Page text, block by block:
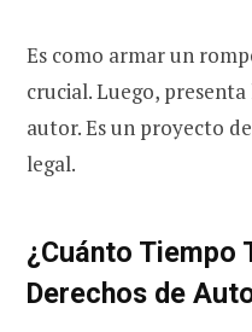
Es como armar un
crucial. Luego,
autor. Es un proyecto
legal.
¿Cuánto Tiempo
Derechos de